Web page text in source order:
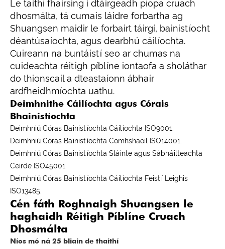
Le taithí fhairsing i dtáirgeadh píopa cruach
dhosmálta, tá cumais láidre forbartha ag
Shuangsen maidir le forbairt táirgí, bainistíocht
déantúsaíochta, agus dearbhú cáilíochta.
Cuireann na buntáistí seo ar chumas na
cuideachta réitigh píblíne iontaofa a sholáthar
do thionscail a dteastaíonn ábhair
ardfheidhmíochta uathu.
Deimhnithe Cáilíochta agus Córais
Bhainistíochta
Deimhniú Córas Bainistíochta Cáilíochta ISO9001.
Deimhniú Córas Bainistíochta Comhshaoil ​​ISO14001.
Deimhniú Córas Bainistíochta Sláinte agus Sábháilteachta
Ceirde ISO45001.
Deimhniú Córas Bainistíochta Cáilíochta Feistí Leighis
ISO13485.
Cén fáth Roghnaigh Shuangsen le
haghaidh Réitigh Píblíne Cruach
Dhosmálta
Níos mó ná 25 bliain de thaithí